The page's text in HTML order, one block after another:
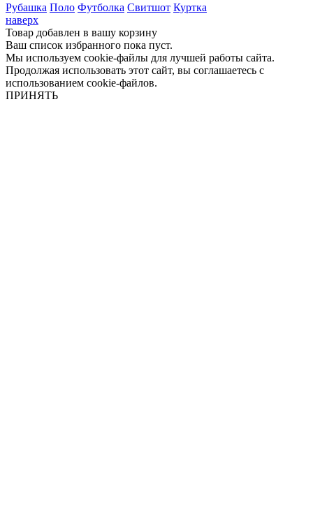
Рубашка Поло Футболка Свитшот Куртка
наверх
Товар добавлен в вашу корзину
Ваш список избранного пока пуст.
Мы используем cookie-файлы для лучшей работы сайта.
Продолжая использовать этот сайт, вы соглашаетесь с
использованием cookie-файлов.
ПРИНЯТЬ